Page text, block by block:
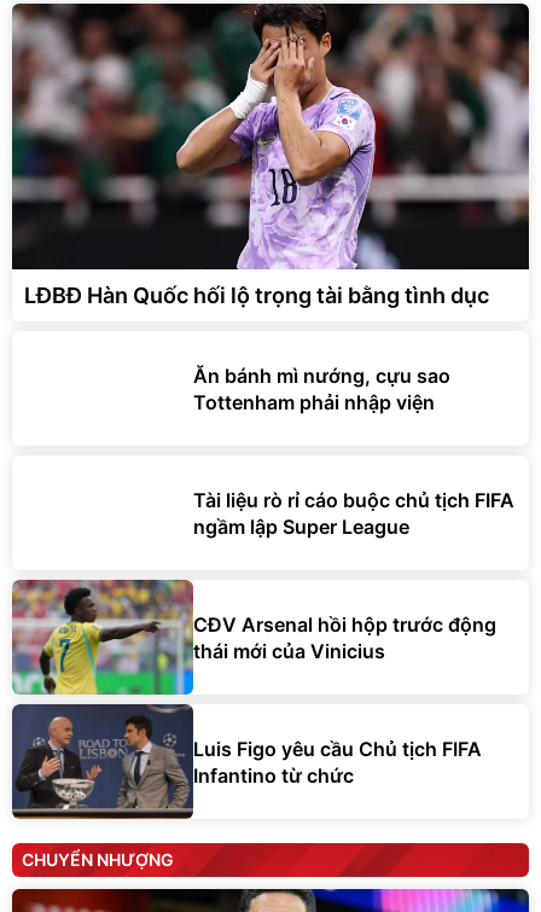
LĐBĐ Hàn Quốc hối lộ trọng tài bằng tình dục
Ăn bánh mì nướng, cựu sao
Tottenham phải nhập viện
Tài liệu rò rỉ cáo buộc chủ tịch FIFA
ngầm lập Super League
CĐV Arsenal hồi hộp trước động
thái mới của Vinicius
Luis Figo yêu cầu Chủ tịch FIFA
Infantino từ chức
CHUYỂN NHƯỢNG